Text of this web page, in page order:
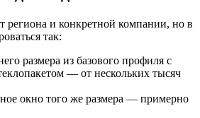
региона и конкретной компании, но в
так:
размера из базового профиля с
— от нескольких тысяч
окно того же размера — примерно